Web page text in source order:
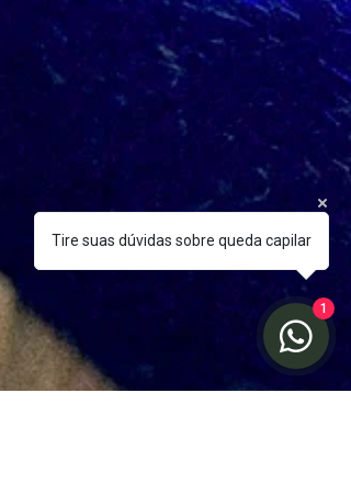
Tire suas dúvidas sobre queda capilar
1